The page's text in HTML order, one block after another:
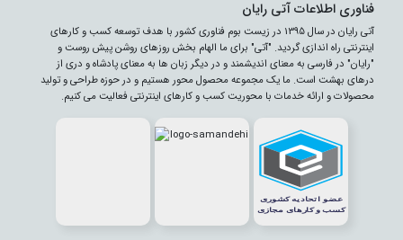
فناوری اطلاعات آتی رایان
آتی رایان در سال 1395 در زیست بوم فناوری کشور با هدف توسعه کسب و کارهای
اینترنتی راه اندازی گردید. "آتی" برای ما الهام بخش روزهای روشن پیش روست و
"رایان" در فارسی به معنای اندیشمند و در دیگر زبان ها به معنای پادشاه و دری از
درهای بهشت است. ما یک مجموعه محصول محور هستیم و در حوزه طراحی و تولید
محصولات و ارائه خدمات با محوریت کسب و کارهای اینترنتی فعالیت می کنیم.